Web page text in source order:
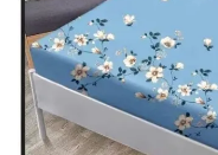
Lenjerii de pat Bumbac
Lenjerii de pat Cocolino
Lenjerii de pat Finet + 2
Lenjerii de pat Saten 4